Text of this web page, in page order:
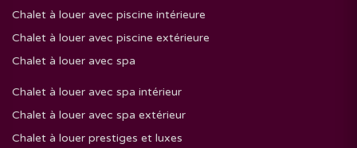
Chalet à louer avec piscine intérieure
Chalet à louer avec piscine extérieure
Chalet à louer avec spa
Chalet à louer avec spa intérieur
Chalet à louer avec spa extérieur
Chalet à louer prestiges et luxes